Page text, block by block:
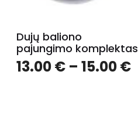
Dujų baliono
pajungimo komplektas
13.00€– 15.00€